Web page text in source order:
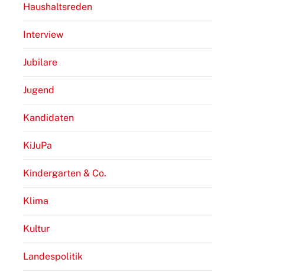
Haushaltsreden
Interview
Jubilare
Jugend
Kandidaten
KiJuPa
Kindergarten & Co.
Klima
Kultur
Landespolitik